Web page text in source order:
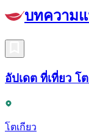
บทความ
อัปเดต ที่เที่ยว โ
โตเกียว